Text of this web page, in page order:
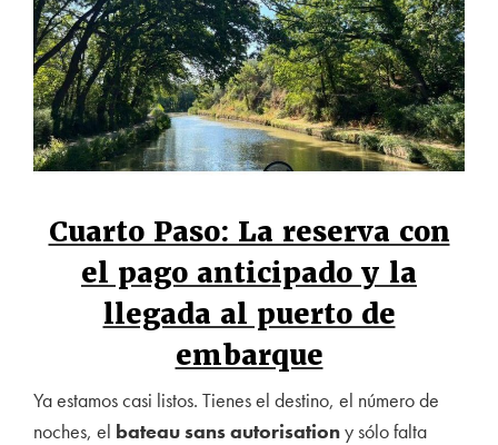
Cuarto Paso: La reserva con
el pago anticipado y la
llegada al puerto de
embarque
Ya estamos casi listos. Tienes el destino, el número de
noches, el bateau sans autorisationy sólo falta